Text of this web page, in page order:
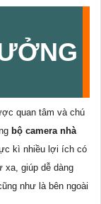
quan tâm và chú
bộ camera nhà
kì nhiều lợi ích có
xa, giúp dễ dàng
như là bên ngoài